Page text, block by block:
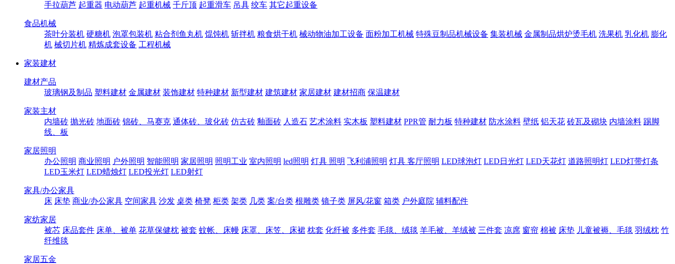
手拉葫芦 起重器 电动葫芦 起重机械 千斤顶 起重滑车 吊具 绞车 其它起重设备
食品机械
茶叶分装机 硬糖机 泡罩包装机 粘合剂鱼丸机 馄饨机 斩拌机 粮食烘干机 械动物油加工设备 面粉加工机械 特殊豆制品机械设备 集装机械 金属制品烘炉烫毛机 洗果机 乳化机 膨化
机 械切片机 精炼成套设备 工程机械
家装建材
建材产品
玻璃钢及制品 塑料建材 金属建材 装饰建材 特种建材 新型建材 建筑建材 家居建材 建材招商 保温建材
家装主材
内墙砖 抛光砖 地面砖 锦砖、马赛克 通体砖、玻化砖 仿古砖 釉面砖 人造石 艺术涂料 实木板 塑料建材 PPR管 耐力板 特种建材 防水涂料 壁纸 铝天花 砖瓦及砌块 内墙涂料 踢脚
线、板
家居照明
办公照明 商业照明 户外照明 智能照明 家居照明 照明工业 室内照明 led照明 灯具 照明 飞利浦照明 灯具 客厅照明 LED球泡灯 LED日光灯 LED天花灯 道路照明灯 LED灯带灯条
LED玉米灯 LED蜡烛灯 LED投光灯 LED射灯
家具/办公家具
床 床垫 商业/办公家具 空间家具 沙发 桌类 椅凳 柜类 架类 几类 案/台类 根雕类 镜子类 屏风/花窗 箱类 户外庭院 辅料配件
家纺家居
被芯 床品套件 床单、被单 花草保健枕 被套 蚊帐、床幔 床罩、床笠、床裙 枕套 化纤被 多件套 毛毯、绒毯 羊毛被、羊绒被 三件套 凉席 窗帘 棉被 床垫 儿童被褥、毛毯 羽绒枕 竹
纤维毯
家居五金